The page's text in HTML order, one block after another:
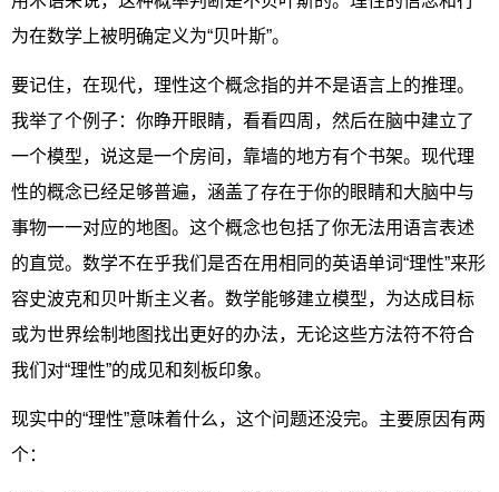
为在数学上被明确定义为“贝叶斯”。
要记住，在现代，理性这个概念指的并不是语言上的推理。
我举了个例子：你睁开眼睛，看看四周，然后在脑中建立了
一个模型，说这是一个房间，靠墙的地方有个书架。现代理
性的概念已经足够普遍，涵盖了存在于你的眼睛和大脑中与
事物一一对应的地图。这个概念也包括了你无法用语言表述
的直觉。数学不在乎我们是否在用相同的英语单词“理性”来形
容史波克和贝叶斯主义者。数学能够建立模型，为达成目标
或为世界绘制地图找出更好的办法，无论这些方法符不符合
我们对“理性”的成见和刻板印象。
现实中的“理性”意味着什么，这个问题还没完。主要原因有两
个：